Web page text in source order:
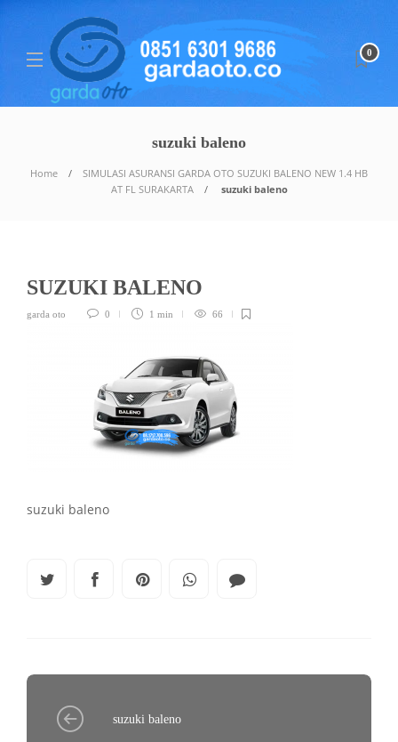
0
suzuki baleno
Home
SIMULASI ASURANSI GARDA OTO SUZUKI BALENO NEW 1.4 HB
AT FL SURAKARTA
suzuki baleno
SUZUKI BALENO
garda oto 0 1 min 66
suzuki baleno
suzuki baleno